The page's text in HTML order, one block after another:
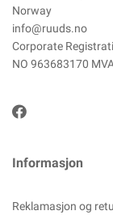
Norway
info@ruuds.no
Corporate
NO 963683170
Informasjon
Reklamasjon og